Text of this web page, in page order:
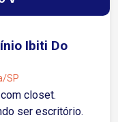
More
Ibiti Do
SP